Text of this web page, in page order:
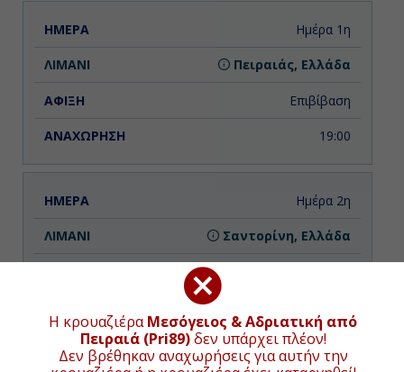
Η κρουαζιέραΜεσόγειος & Αδριατική από
Πειραιά (Pri89)δεν υπάρχει πλέον!
Δεν βρέθηκαν αναχωρήσεις για αυτήν την
ΗΜΕΡΑ ΑΝΑΧΩΡΗΣΗ
Ημέρα 1η
Πειραιάς, Ελλάδα
Επιβίβαση
19:00
Ημέρα 2η
Σαντορίνη, Ελλάδα